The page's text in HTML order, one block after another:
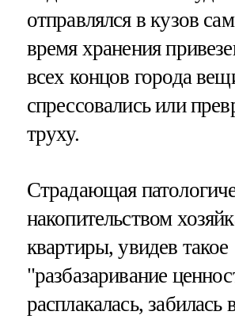
отправлялся в кузов
время хранения
всех концов города
спрессовались или
труху.
Страдающая
накопительством
квартиры, увидев такое
"разбазаривание
расплакалась, забилась